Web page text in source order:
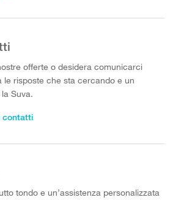
offerte o desidera comunicarci
le risposte che sta cercando e un
Suva.
contatti
tondo e un’assistenza personalizzata